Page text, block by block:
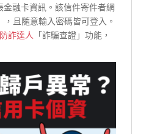
融卡資訊。該信件寄件者網
且隨意輸入密碼皆可登入。
詐達人 「詐騙查證」功能，